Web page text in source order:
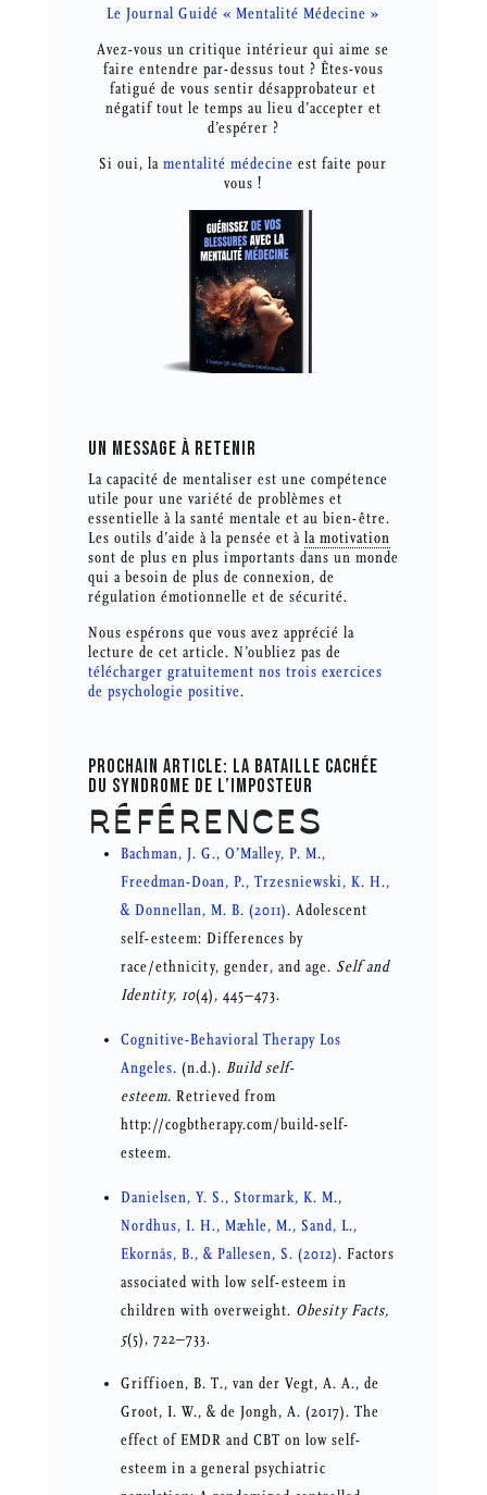
Le Journal Guidé « Mentalité Médecine »
Avez-vous un critique intérieur qui aime se
faire entendre par-dessus tout ? Êtes-vous
fatigué de vous sentir désapprobateur et
négatif tout le temps au lieu d’accepter et
d’espérer ?
Si oui, lamentalité médecine est faite pour
vous !
UN MESSAGE À RETENIR
La capacité de mentaliser est une compétence
utile pour une variété de problèmes et
essentielle à la santé mentale et au bien-être.
Les outils d’aide à la pensée et à la motivation
sont de plus en plus importants dans un monde
qui a besoin de plus de connexion, de
régulation émotionnelle et de sécurité.
Nous espérons que vous avez apprécié la
lecture de cet article. N’oubliez pas de
télécharger gratuitement nos trois exercices
de psychologie positive.
PROCHAIN ARTICLE: LA BATAILLE CACHÉE
DU SYNDROME DE L’IMPOSTEUR
RÉFÉRENCES
Bachman, J. G., O’Malley, P. M.,
Freedman-Doan, P., Trzesniewski, K. H.,
& Donnellan, M. B. (2011). Adolescent
self-esteem: Differences by
race/ethnicity, gender, and age. Self and
Identity, 10(4), 445–473.
Cognitive-Behavioral Therapy Los
Angeles. (n.d.). Build self-
esteem. Retrieved from
http://cogbtherapy.com/build-self-
esteem.
Danielsen, Y. S., Stormark, K. M.,
Nordhus, I. H., Mæhle, M., Sand, L.,
Ekornås, B., & Pallesen, S. (2012). Factors
associated with low self-esteem in
children with overweight. Obesity Facts,
5(5), 722–733.
Griffioen, B. T., van der Vegt, A. A., de
Groot, I. W., & de Jongh, A. (2017). The
effect of EMDR and CBT on low self-
esteem in a general psychiatric